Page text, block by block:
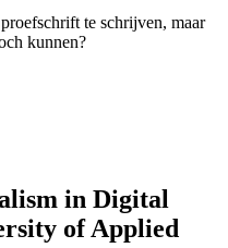
te schrijven, maar
kunnen?
in Digital
of Applied